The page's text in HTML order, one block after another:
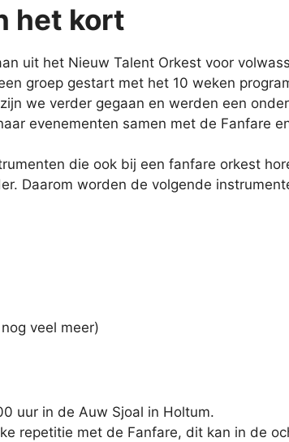
het kort
uit het Nieuw Talent Orkest voor
groep gestart met het 10 weken
we verder gegaan en werden een
evenementen samen met de Fanfare
die ook bij een fanfare orkest
Daarom worden de volgende
veel meer)
uur in de Auw Sjoal in Holtum.
repetitie met de Fanfare, dit kan in de